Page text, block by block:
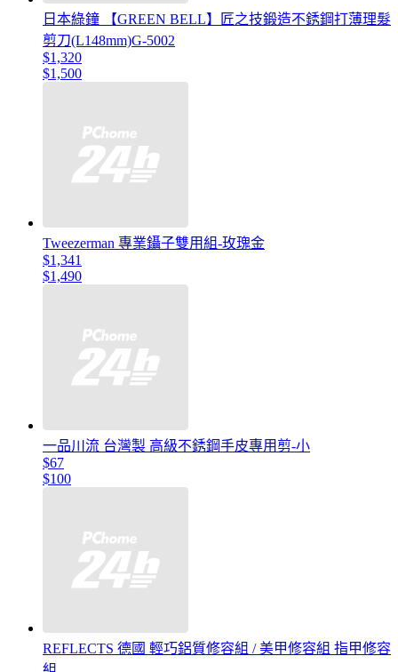
日本綠鐘 【GREEN BELL】匠之技鍛造不銹鋼打薄理髮
剪刀(L148mm)G-5002
$1,320
$1,500
Tweezerman 專業鑷子雙用組-玫瑰金
$1,341
$1,490
一品川流 台灣製 高級不銹鋼手皮專用剪-小
$67
$100
REFLECTS 德國 輕巧鋁質修容組 / 美甲修容組 指甲修容